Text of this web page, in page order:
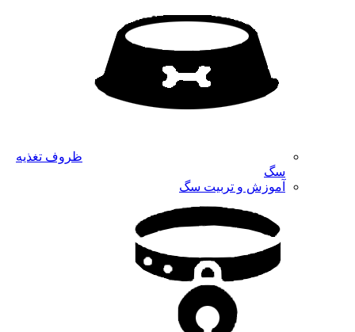
ظروف تغذیه
سگ
آموزش و تربیت سگ